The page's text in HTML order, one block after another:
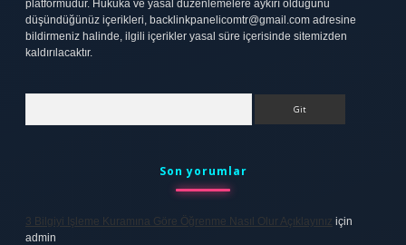
platformudur. Hukuka ve yasal düzenlemelere aykırı olduğunu
düşündüğünüz içerikleri, backlinkpanelicomtr@gmail.com adresine
bildirmeniz halinde, ilgili içerikler yasal süre içerisinde sitemizden
kaldırılacaktır.
Son yorumlar
3 Bilgiyi Işleme Kuramına Göre Öğrenme Nasıl Olur Açıklayınız için
admin